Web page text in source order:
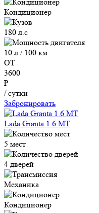
Кондиционер
180 л.с
10 л / 100 км
ОТ
3600
₽
/ сутки
Забронировать
Lada Granta 1.6 MT
5 мест
4 дверей
Механика
Кондиционер